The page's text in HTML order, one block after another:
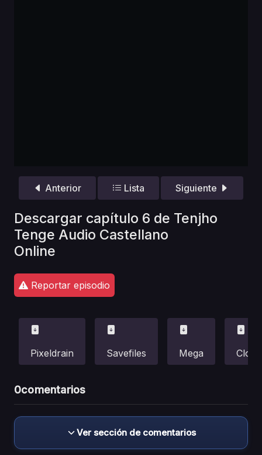
Anterior Lista Siguiente
Descargar capítulo 6 de Tenjho
Tenge Audio Castellano
Online
Reportar episodio
Pixeldrain Savefiles Mega Cloud
0comentarios
Ver sección de comentarios